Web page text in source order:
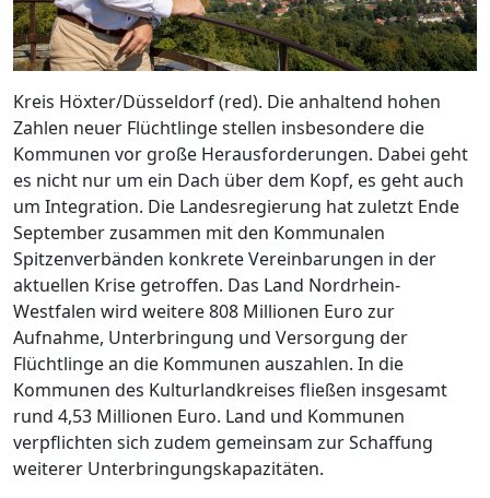
Kreis Höxter/Düsseldorf (red). Die anhaltend hohen
Zahlen neuer Flüchtlinge stellen insbesondere die
Kommunen vor große Herausforderungen. Dabei geht
es nicht nur um ein Dach über dem Kopf, es geht auch
um Integration. Die Landesregierung hat zuletzt Ende
September zusammen mit den Kommunalen
Spitzenverbänden konkrete Vereinbarungen in der
aktuellen Krise getroffen. Das Land Nordrhein-
Westfalen wird weitere 808 Millionen Euro zur
Aufnahme, Unterbringung und Versorgung der
Flüchtlinge an die Kommunen auszahlen. In die
Kommunen des Kulturlandkreises fließen insgesamt
rund 4,53 Millionen Euro. Land und Kommunen
verpflichten sich zudem gemeinsam zur Schaffung
weiterer Unterbringungskapazitäten.